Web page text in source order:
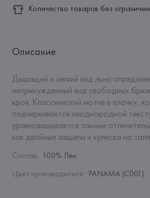
Количество товаров без
Описание
Дышащий и легкий вид льна
непринужденный вид свободных
кроя. Классический мотив в елочку,
подчеркивается неоднородной
уравновешивается такими
как двойные защипы и кулиска на
Состав: 100% Лён
Цвет производителя: PANAMA (C001)